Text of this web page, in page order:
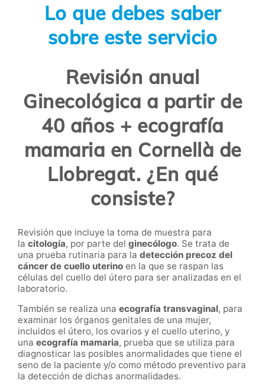
Lo que debes saber
sobre este servicio
Revisión anual
Ginecológica a partir de
40 años + ecografía
mamaria en Cornellà de
Llobregat. ¿En qué
consiste?
Revisión que incluye la toma de muestra para
la citología, por parte del ginecólogo. Se trata de
una prueba rutinaria para la detección precoz del
cáncer de cuello uterino en la que se raspan las
células del cuello del útero para ser analizadas en el
laboratorio.
También se realiza una ecografía transvaginal, para
examinar los órganos genitales de una mujer,
incluidos el útero, los ovarios y el cuello uterino, y
una ecografía mamaria, prueba que se utiliza para
diagnosticar las posibles anormalidades que tiene el
seno de la paciente y/o como método preventivo para
la detección de dichas anormalidades.